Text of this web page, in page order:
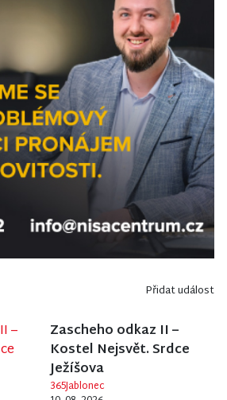
Přidat událost
Zascheho odkaz II –
Kostel Nejsvět. Srdce
Ježíšova
365Jablonec